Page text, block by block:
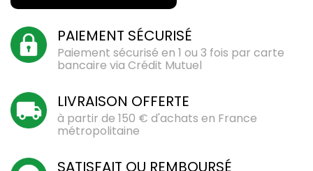
PAIEMENT SÉCURISÉ
Paiement sécurisé en 1 ou 3 fois par carte
bancaire via Crédit Mutuel
LIVRAISON OFFERTE
à partir de 150 € d'achats en France
métropolitaine
SATISFAIT OU REMBOURSÉ